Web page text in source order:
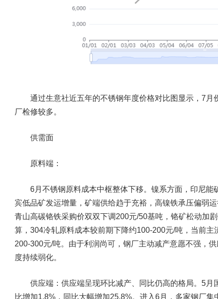
通过生意社近五年的不锈钢年度价格对比图显示，7月
厂检修较多。
供需面
原料端：
6月不锈钢原料成本中枢整体下移。镍系方面，印尼能
宾低品矿发运增量，矿端供给趋于充裕，高镍铁承压偏弱
青山高碳铬铁采购价双双下调200元/50基吨，铬矿松动加
算，304冷轧原料成本较前期下降约100-200元/吨，当前
200-300元/吨。由于利润尚可，钢厂主动减产意愿不强，
度持续弱化。
供应端： 供应端呈现环比减产、同比仍高的格局。5
比增加1.8%，同比大幅增加25.8%。进入6月，多家钢厂